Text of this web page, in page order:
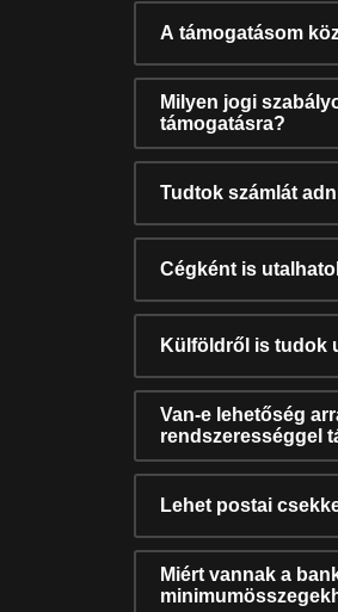
A támogatásom
Milyen jogi
támogatásra?
Tudtok számlát
Cégként is
Külföldről is tudok
Van-e lehetőség
rendszerességgel
Lehet postai
Miért vannak a